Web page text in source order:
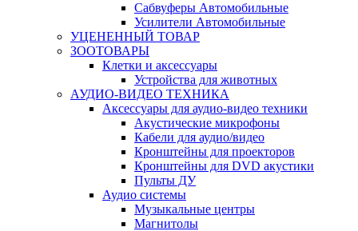
Сабвуферы Автомобильные
Усилители Автомобильные
УЦЕНЕННЫЙ ТОВАР
ЗООТОВАРЫ
Клетки и аксессуары
Устройства для животных
АУДИО-ВИДЕО ТЕХНИКА
Аксессуары для аудио-видео техники
Акустические микрофоны
Кабели для аудио/видео
Кронштейны для проекторов
Кронштейны для DVD акустики
Пульты ДУ
Аудио системы
Музыкальные центры
Магнитолы